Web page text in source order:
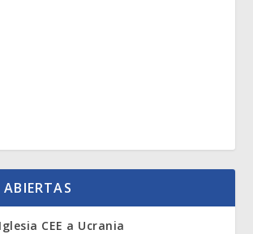
CEE a Ucrania